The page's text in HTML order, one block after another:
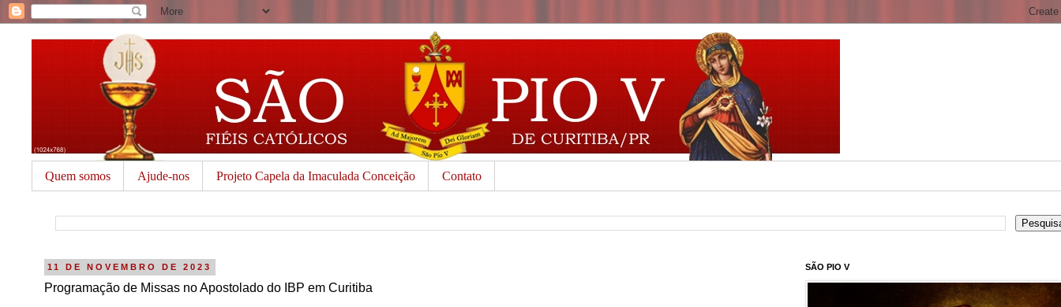
Quem somos Ajude-nos Projeto Capela da Imaculada Conceição Contato
11 DE NOVEMBRO DE 2023
Programação de Missas no Apostolado do IBP em Curitiba
SÃO PIO V